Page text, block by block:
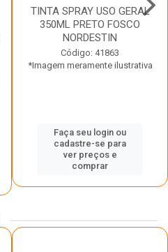
TINTA SPRAY USO GERAL
350ML PRETO FOSCO
NORDESTIN
Código: 41863
*Imagem meramente ilustrativa
Faça seu login ou
cadastre-se para
ver preços e
comprar